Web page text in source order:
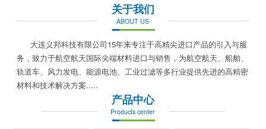
关于我们
ABOUT US
大连义邦科技有限公司15年来专注于高精尖进口产品的引入与服
务，致力于航空航天国际尖端材料进口与销售，为航空航天、船舶、
轨道车、风力发电、能源电池、工业过滤等多行业提供先进的高精密
材料和技术解决方案.....
产品中心
Products center